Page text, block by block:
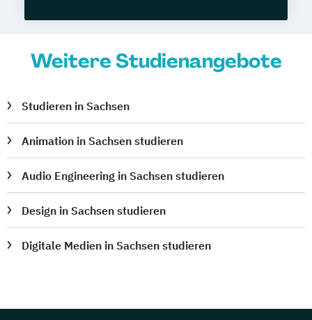
Weitere Studienangebote
Studieren in Sachsen
Animation in Sachsen studieren
Audio Engineering in Sachsen studieren
Design in Sachsen studieren
Digitale Medien in Sachsen studieren